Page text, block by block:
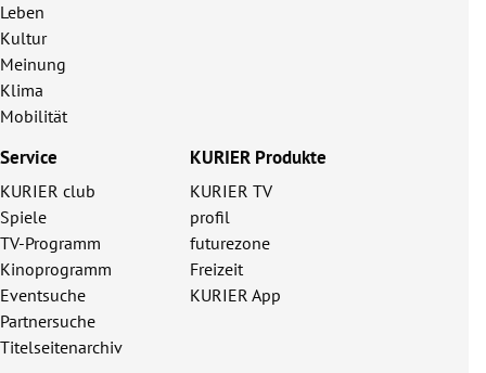
Leben
Kultur
Meinung
Klima
Mobilität
Service
KURIER club
Spiele
TV-Programm
Kinoprogramm
Eventsuche
Partnersuche
Titelseitenarchiv
KURIER Produkte
KURIER TV
profil
futurezone
Freizeit
KURIER App